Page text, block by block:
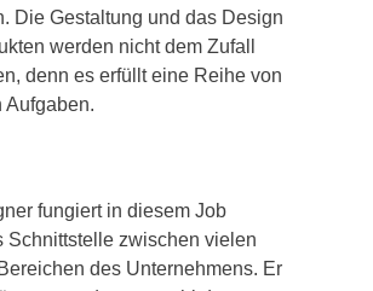
Die Gestaltung und das Design
werden nicht dem Zufall
denn es erfüllt eine Reihe von
Aufgaben.
fungiert in diesem Job
Schnittstelle zwischen vielen
des Unternehmens. Er